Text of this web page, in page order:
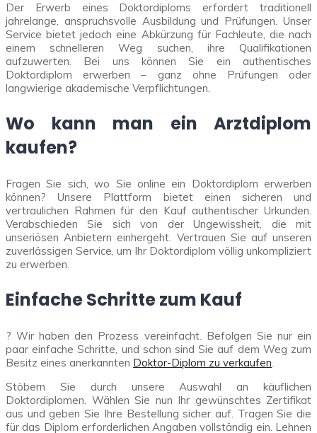
Der Erwerb eines Doktordiploms erfordert traditionell
jahrelange, anspruchsvolle Ausbildung und Prüfungen. Unser
Service bietet jedoch eine Abkürzung für Fachleute, die nach
einem schnelleren Weg suchen, ihre Qualifikationen
aufzuwerten. Bei uns können Sie ein authentisches
Doktordiplom erwerben – ganz ohne Prüfungen oder
langwierige akademische Verpflichtungen.
Wo kann man ein Arztdiplom
kaufen?
Fragen Sie sich, wo Sie online ein Doktordiplom erwerben
können? Unsere Plattform bietet einen sicheren und
vertraulichen Rahmen für den Kauf authentischer Urkunden.
Verabschieden Sie sich von der Ungewissheit, die mit
unseriösen Anbietern einhergeht. Vertrauen Sie auf unseren
zuverlässigen Service, um Ihr Doktordiplom völlig unkompliziert
zu erwerben.
Einfache Schritte zum Kauf
? Wir haben den Prozess vereinfacht. Befolgen Sie nur ein
paar einfache Schritte, und schon sind Sie auf dem Weg zum
Besitz eines anerkannten Doktor-Diplom zu verkaufen.
Stöbern Sie durch unsere Auswahl an käuflichen
Doktordiplomen. Wählen Sie nun Ihr gewünschtes Zertifikat
aus und geben Sie Ihre Bestellung sicher auf. Tragen Sie die
für das Diplom erforderlichen Angaben vollständig ein. Lehnen